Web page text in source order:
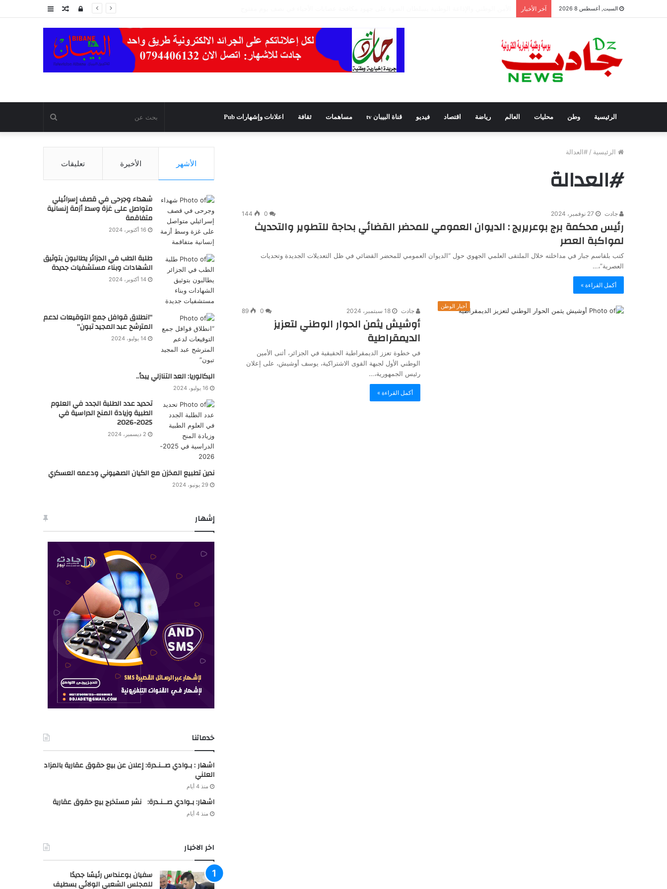
السبت, أغسطس 8 2026 آخر الأخبار عمودمقالتسجيل
الرئيسية وطن محليات العالم رياضة اقتصاد فيديو قناة البيبان tv مساهمات ثقافة اعلانات وإشهارات Pub بحث
عن
الرئيسية / #العدالة
#العدالة
جادت 27 نوفمبر، 2024 0
144
رئيس محكمة برج بوعريريج : الديوان العمومي للمحضر القضائي بحاجة للتطوير والتحديث
لمواكبة العصر
كتب بلقاسم جبار في مداخلته خلال الملتقى العلمي الجهوي حول “الديوان العمومي للمحضر القضائي في ظل التعديلات الجديدة وتحديات
العصرية”،…
أكمل القراءة »
أخبار الوطن
جادت 18 سبتمبر، 2024 0
89
أوشيش يثمن الحوار الوطني لتعزيز
الديمقراطية
في خطوة تعزز الديمقراطية الحقيقية في الجزائر، أثنى الأمين
الوطني الأول لجبهة القوى الاشتراكية، يوسف أوشيش، على إعلان
رئيس الجمهورية،…
أكمل القراءة »
الأشهر الأخيرة تعليقات
شهداء وجرحى في قصف إسرائيلي
متواصل على غزة وسط أزمة إنسانية
متفاقمة
16 أكتوبر، 2024
طلبة الطب في الجزائر يطالبون بتوثيق
الشهادات وبناء مستشفيات جديدة
14 أكتوبر، 2024
“انطلاق قوافل جمع التوقيعات لدعم
المترشح عبد المجيد تبون”
14 يوليو، 2024
البكالوريا: العد التنازلي يبدأ..
16 يوليو، 2024
تحديد عدد الطلبة الجدد في العلوم
الطبية وزيادة المنح الدراسية في
2025-2026
2 ديسمبر، 2024
ندين تطبيع المخزن مع الكيان الصهيوني ودعمه العسكري
29 يونيو، 2024
إشهار
خدماتنا
اشهار : بـوادي صــنـدرة: إعلان عن بيع حقوق عقارية بالمزاد
العلني
منذ 4 أيام
اشهار: بـوادي صــنـدرة: نشر مستخرج بيع حقوق عقارية
منذ 4 أيام
اخر الاخبار
سفيان بوعنداس رئيسًا جديدًا
للمجلس الشعبي الولائي بسطيف